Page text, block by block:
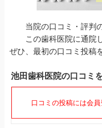
当院の口コミ・評判の
この歯科医院に通院し
ぜひ、最初の口コミ投稿
池田歯科医院の口コミ
口コミの投稿には会員